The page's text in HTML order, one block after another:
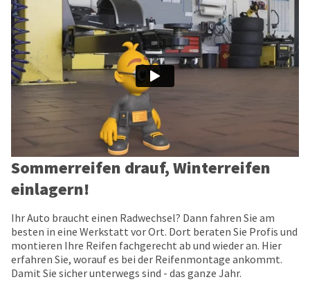
Sommerreifen drauf, Winterreifen
einlagern!
Ihr Auto braucht einen Radwechsel? Dann fahren Sie am
besten in eine Werkstatt vor Ort. Dort beraten Sie Profis und
montieren Ihre Reifen fachgerecht ab und wieder an. Hier
erfahren Sie, worauf es bei der Reifenmontage ankommt.
Damit Sie sicher unterwegs sind - das ganze Jahr.